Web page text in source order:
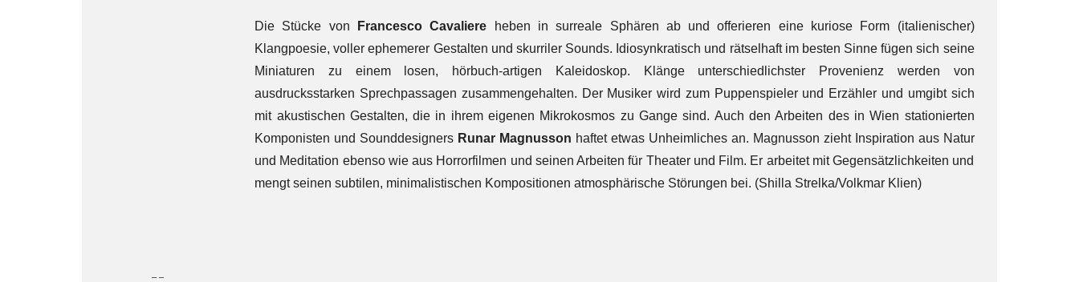
Die Stücke von Francesco Cavaliere heben in surreale Sphären ab und offerieren eine kuriose Form (italienischer)
Klangpoesie, voller ephemerer Gestalten und skurriler Sounds. Idiosynkratisch und rätselhaft im besten Sinne fügen sich seine
Miniaturen zu einem losen, hörbuch-artigen Kaleidoskop. Klänge unterschiedlichster Provenienz werden von
ausdrucksstarken Sprechpassagen zusammengehalten. Der Musiker wird zum Puppenspieler und Erzähler und umgibt sich
mit akustischen Gestalten, die in ihrem eigenen Mikrokosmos zu Gange sind. Auch den Arbeiten des in Wien stationierten
Komponisten und Sounddesigners Runar Magnusson haftet etwas Unheimliches an. Magnusson zieht Inspiration aus Natur
und Meditation ebenso wie aus Horrorfilmen und seinen Arbeiten für Theater und Film. Er arbeitet mit Gegensätzlichkeiten und
mengt seinen subtilen, minimalistischen Kompositionen atmosphärische Störungen bei. (Shilla Strelka/Volkmar Klien)
– –